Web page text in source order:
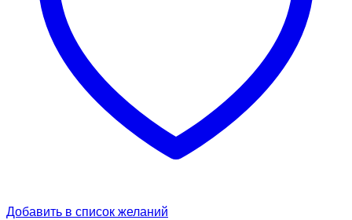
Добавить в список желаний